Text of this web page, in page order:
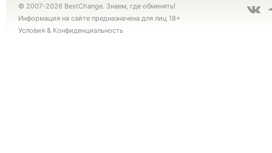
© 2007-2026 BestChange. Знаем, где обменять!
Информация на сайте предназначена для лиц 18+
Условия & Конфиденциальность